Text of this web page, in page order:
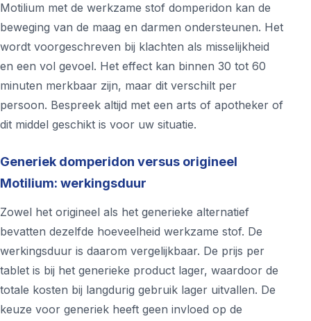
Motilium met de werkzame stof domperidon kan de
beweging van de maag en darmen ondersteunen. Het
wordt voorgeschreven bij klachten als misselijkheid
en een vol gevoel. Het effect kan binnen 30 tot 60
minuten merkbaar zijn, maar dit verschilt per
persoon. Bespreek altijd met een arts of apotheker of
dit middel geschikt is voor uw situatie.
Generiek domperidon versus origineel
Motilium: werkingsduur
Zowel het origineel als het generieke alternatief
bevatten dezelfde hoeveelheid werkzame stof. De
werkingsduur is daarom vergelijkbaar. De prijs per
tablet is bij het generieke product lager, waardoor de
totale kosten bij langdurig gebruik lager uitvallen. De
keuze voor generiek heeft geen invloed op de